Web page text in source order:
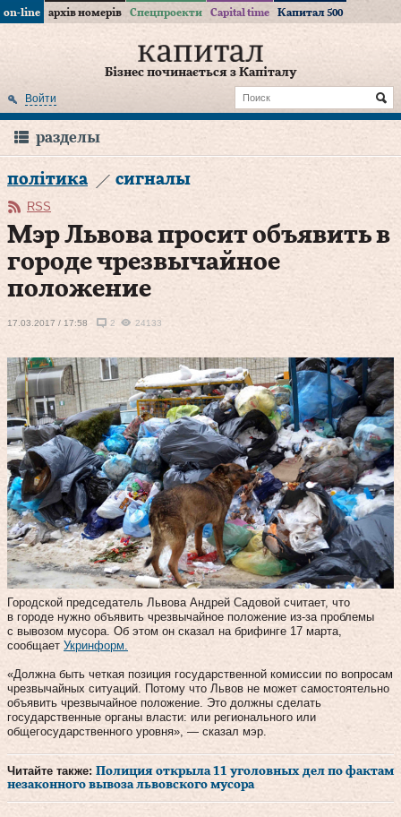
on-line архів номерів Спецпроекти Capital time Капитал 500
Бізнес починається з Капіталу
Войти
разделы
політика сигналы
RSS
Мэр Львова просит объявить в
городе чрезвычайное
положение
17.03.2017 / 17:58 2 24133
Городской председатель Львова Андрей Садовой считает, что
в городе нужно объявить чрезвычайное положение из-за проблемы
с вывозом мусора. Об этом он сказал на брифинге 17 марта,
сообщает Укринформ.
«Должна быть четкая позиция государственной комиссии по вопросам
чрезвычайных ситуаций. Потому что Львов не может самостоятельно
объявить чрезвычайное положение. Это должны сделать
государственные органы власти: или регионального или
общегосударственного уровня», — сказал мэр.
Читайте также: Полиция открыла 11 уголовных дел по фактам
незаконного вывоза львовского мусора